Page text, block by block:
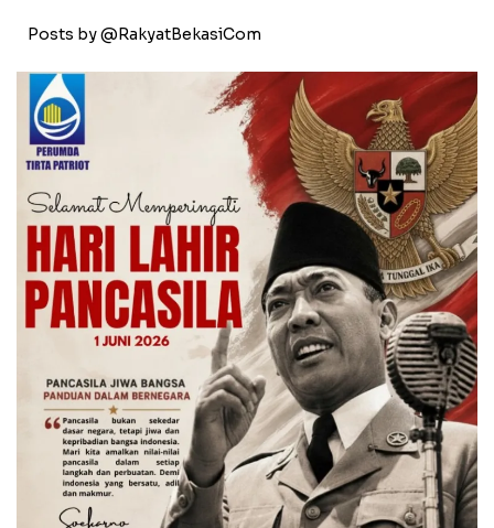
Posts by @RakyatBekasiCom